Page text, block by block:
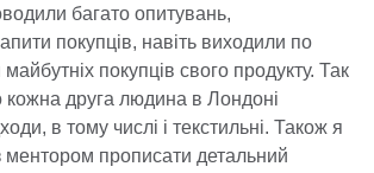
багато опитувань,
покупців, навіть виходили по
покупців свого продукту. Так
кожна друга людина в Лондоні
в тому числі і текстильні. Також я
ментором прописати детальний